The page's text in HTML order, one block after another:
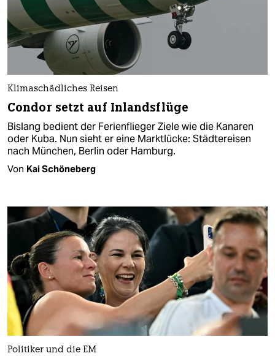
Klimaschädliches Reisen
Condor setzt auf Inlandsflüge
Bislang bedient der Ferienflieger Ziele wie die Kanaren
oder Kuba. Nun sieht er eine Marktlücke: Städtereisen
nach München, Berlin oder Hamburg.
Von Kai Schöneberg
Politiker und die EM